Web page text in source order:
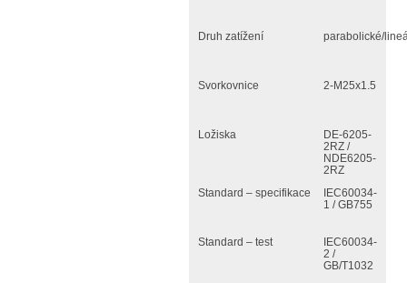
Druh zatížení parabolické/
Svorkovnice 2-M25x1.5
Ložiska
DE-6205-
2RZ /
NDE6205-
2RZ
Standard – specifikace
IEC60034-
1 / GB755
Standard – test
IEC60034-
2 /
GB/T1032